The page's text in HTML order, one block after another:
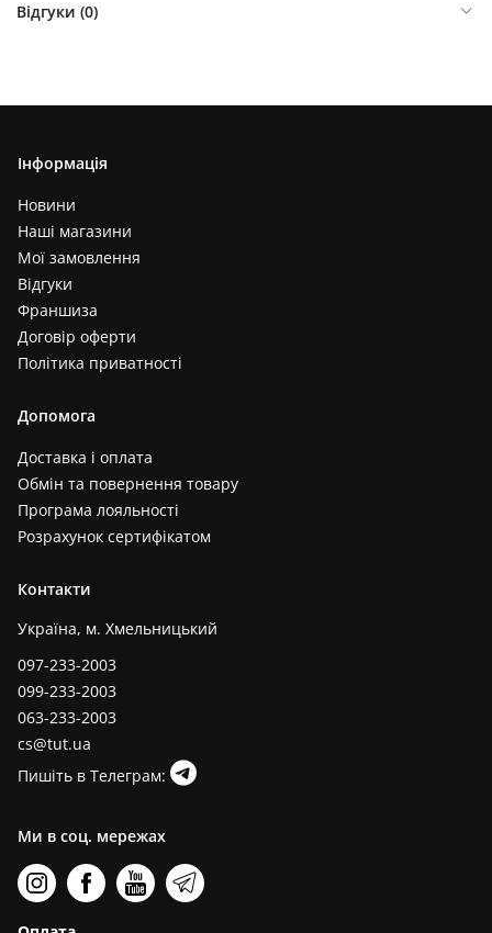
Відгуки (0)
Інформація
Новини
Наші магазини
Мої замовлення
Відгуки
Франшиза
Договір оферти
Політика приватності
Допомога
Доставка і оплата
Обмін та повернення товару
Програма лояльності
Розрахунок сертифікатом
Контакти
Україна, м. Хмельницький
097-233-2003
099-233-2003
063-233-2003
cs@tut.ua
Пишіть в Телеграм:
Ми в соц. мережах